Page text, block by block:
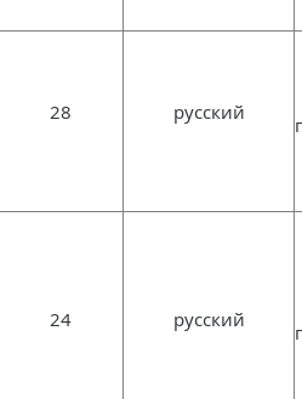
28 русский
24 русский